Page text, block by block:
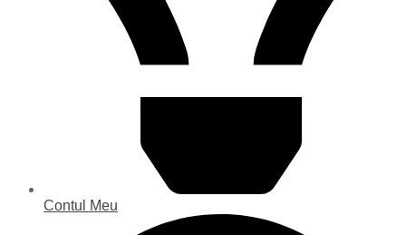
Contul Meu